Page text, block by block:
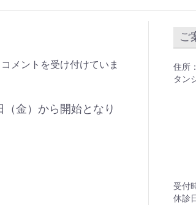
コメントを受け付けていま
金）から開始となり
ご
住所
タン
受付
休診